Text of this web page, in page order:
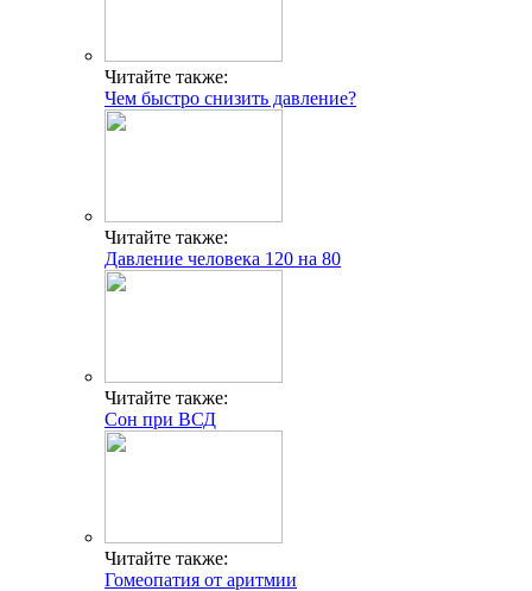
Читайте также:
Чем быстро снизить давление?
Читайте также:
Давление человека 120 на 80
Читайте также:
Сон при ВСД
Читайте также:
Гомеопатия от аритмии